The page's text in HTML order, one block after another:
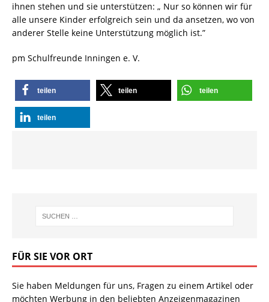
ihnen stehen und sie unterstützen: „ Nur so können wir für
alle unsere Kinder erfolgreich sein und da ansetzen, wo von
anderer Stelle keine Unterstützung möglich ist.”
pm Schulfreunde Inningen e. V.
teilen teilen teilen
teilen
FÜR SIE VOR ORT
Sie haben Meldungen für uns, Fragen zu einem Artikel oder
möchten Werbung in den beliebten Anzeigenmagazinen